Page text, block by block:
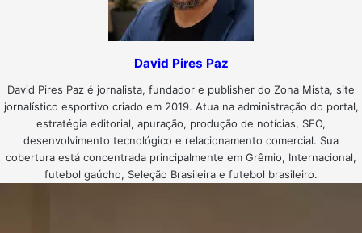
David Pires Paz
David Pires Paz é jornalista, fundador e publisher do Zona Mista, site
jornalístico esportivo criado em 2019. Atua na administração do portal,
estratégia editorial, apuração, produção de notícias, SEO,
desenvolvimento tecnológico e relacionamento comercial. Sua
cobertura está concentrada principalmente em Grêmio, Internacional,
futebol gaúcho, Seleção Brasileira e futebol brasileiro.